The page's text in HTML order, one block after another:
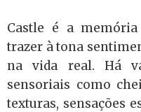
Castle é a
trazer à tona
na vida real. Há
sensoriais como
texturas, sensações